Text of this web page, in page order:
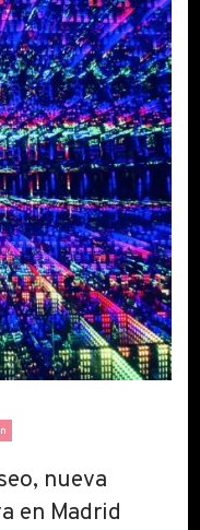
nueva
en Madrid
nueva
en Madrid